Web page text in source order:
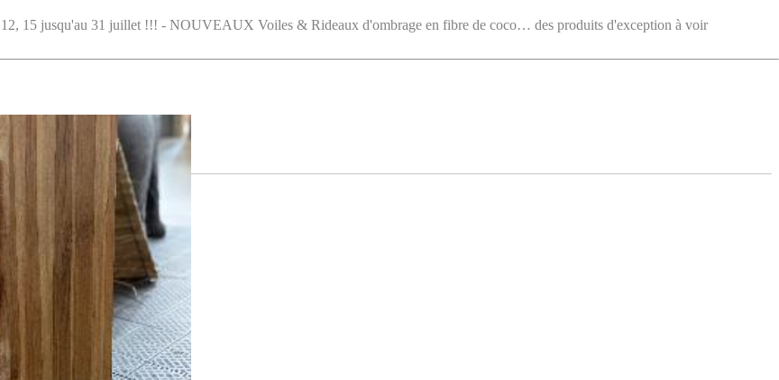
15 jusqu'au 31 juillet !!! - NOUVEAUX Voiles & Rideaux d'ombrage en fibre de coco… des produits d'exception à voir